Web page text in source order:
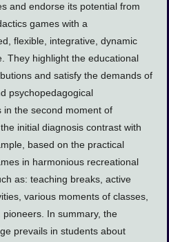
and endorse its potential from
games with a
flexible, integrative, dynamic
They highlight the educational
and satisfy the demands of
psychopedagogical
in the second moment of
initial diagnosis contrast with
based on the practical
in harmonious recreational
as: teaching breaks, active
various moments of classes,
In summary, the
prevails in students about